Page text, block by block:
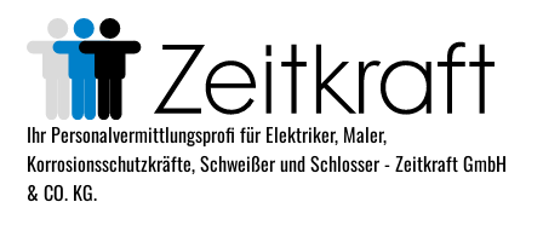
Ihr Personalvermittlungsprofi für Elektriker, Maler,
Korrosionsschutzkräfte, Schweißer und Schlosser - Zeitkraft GmbH
& CO. KG.